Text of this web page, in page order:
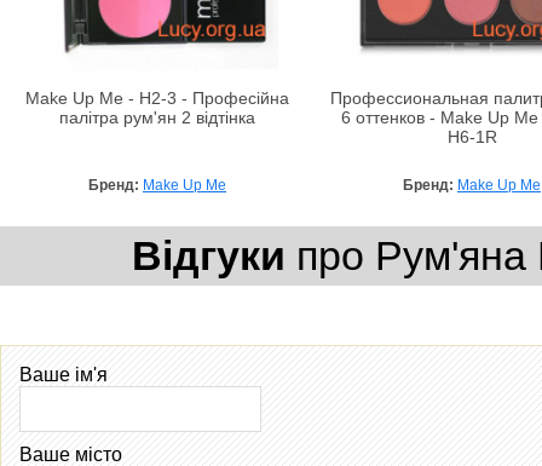
Make Up Me - H2-3 - Професійна
палітра рум'ян 2 відтінка
Бренд: Make Up Me
Профессиональная
6 оттенков - Make Up
H6-1R
Бренд: Make Up Me
Відгуки про Рум'яна
Ваше ім'я
Ваше місто